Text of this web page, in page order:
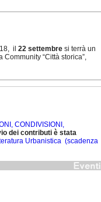
il 22 settembre si terrà un
“Città storica”,
CONDIVISIONI,
dei contributi è stata
Urbanistica (scadenza